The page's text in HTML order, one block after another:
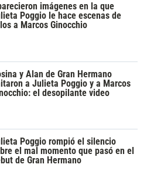
imágenes en la que
Poggio le hace escenas de
a Marcos Ginocchio
y Alan de Gran Hermano
a Julieta Poggio y a Marcos
el desopilante video
Poggio rompió el silencio
el mal momento que pasó en el
de Gran Hermano